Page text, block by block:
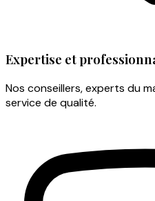
Expertise et
Nos conseillers, experts du
service de qualité.